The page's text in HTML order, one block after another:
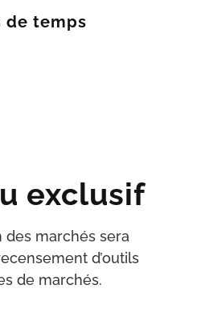
de temps
exclusif
des marchés sera
d’outils
de marchés.